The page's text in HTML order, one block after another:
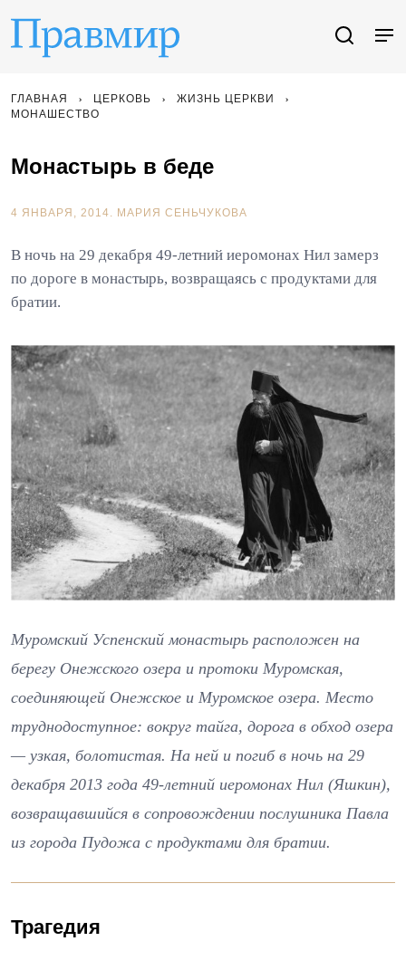
ГЛАВНАЯ ЦЕРКОВЬ
ЖИЗНЬ ЦЕРКВИ
МОНАШЕСТВО
Монастырь в беде
4 ЯНВАРЯ, 2014. МАРИЯ СЕНЬЧУКОВА
В ночь на 29 декабря 49-летний иеромонах Нил замерз
по дороге в монастырь, возвращаясь с продуктами для
братии.
Муромский Успенский монастырь расположен на
берегу Онежского озера и протоки Муромская,
соединяющей Онежское и Муромское озера. Место
труднодоступное: вокруг тайга, дорога в обход озера
— узкая, болотистая. На ней и погиб в ночь на 29
декабря 2013 года 49-летний иеромонах Нил (Яшкин),
возвращавшийся в сопровождении послушника Павла
из города Пудожа с продуктами для братии.
Трагедия